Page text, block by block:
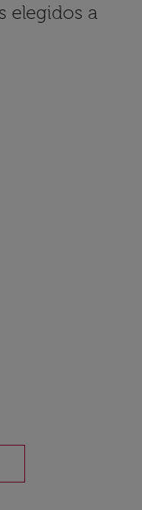
elegidos a